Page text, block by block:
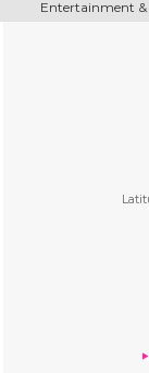
Entertainment &